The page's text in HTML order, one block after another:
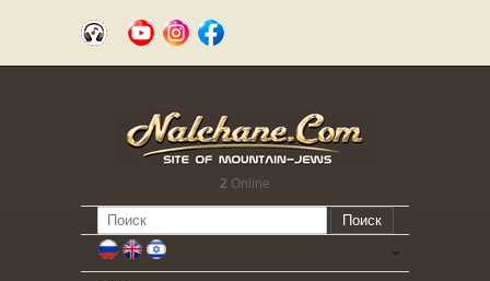
2 Online
Поиск